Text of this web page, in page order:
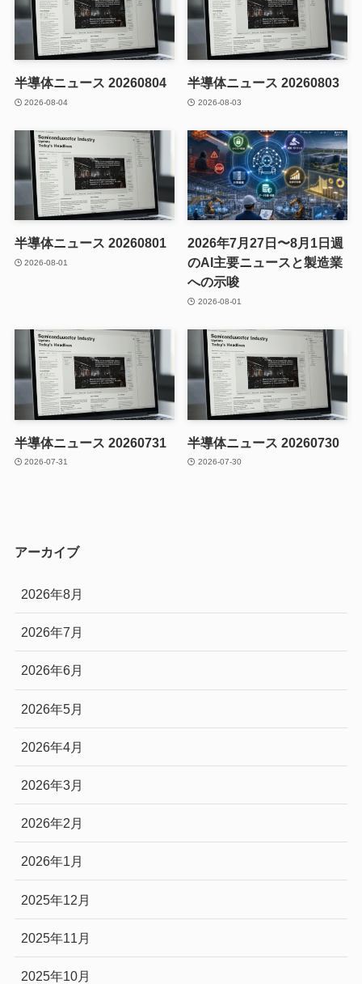
半導体ニュース 20260804
2026-08-04
半導体ニュース 20260803
2026-08-03
半導体ニュース 20260801
2026-08-01
2026年7月27日〜8月1日週
のAI主要ニュースと製造業
への示唆
2026-08-01
半導体ニュース 20260731
2026-07-31
半導体ニュース 20260730
2026-07-30
アーカイブ
2026年8月
2026年7月
2026年6月
2026年5月
2026年4月
2026年3月
2026年2月
2026年1月
2025年12月
2025年11月
2025年10月